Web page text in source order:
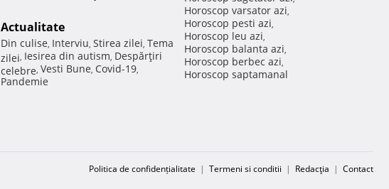
Actualitate
Din culise, Interviu, Stirea zilei, Tema
zilei, Iesirea din autism, Despărţiri
celebre, Vesti Bune, Covid-19,
Pandemie
Horoscop varsator azi,
Horoscop pesti azi,
Horoscop leu azi,
Horoscop balanta azi,
Horoscop berbec azi,
Horoscop saptamanal
Politica de confidențialitate | Termeni si conditii | Redacţia | Contact